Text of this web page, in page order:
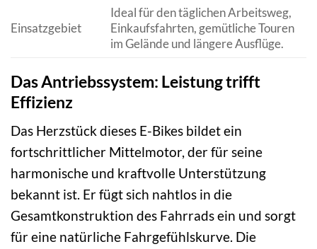
Einsatzgebiet
Ideal für den täglichen Arbeitsweg,
Einkaufsfahrten, gemütliche Touren
im Gelände und längere Ausflüge.
Das Antriebssystem: Leistung trifft
Effizienz
Das Herzstück dieses E-Bikes bildet ein
fortschrittlicher Mittelmotor, der für seine
harmonische und kraftvolle Unterstützung
bekannt ist. Er fügt sich nahtlos in die
Gesamtkonstruktion des Fahrrads ein und sorgt
für eine natürliche Fahrgefühlskurve. Die